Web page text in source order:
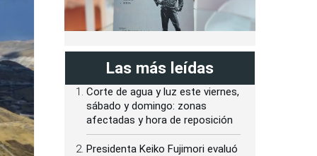
Las más leídas
Corte de agua y luz este viernes,
sábado y domingo: zonas
afectadas y hora de reposición
Presidenta Keiko Fujimori evaluó